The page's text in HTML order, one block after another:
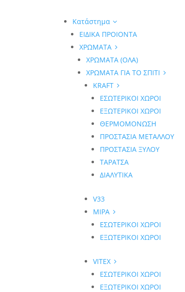
Κατάστημα
ΕΙΔΙΚΑ ΠΡΟΙΟΝΤΑ
ΧΡΩΜΑΤΑ
ΧΡΩΜΑΤΑ (ΟΛΑ)
ΧΡΩΜΑΤΑ ΓΙΑ ΤΟ ΣΠΙΤΙ
KRAFT
ΕΣΩΤΕΡΙΚΟΙ ΧΩΡΟΙ
ΕΞΩΤΕΡΙΚΟΙ ΧΩΡΟΙ
ΘΕΡΜΟΜΟΝΩΣΗ
ΠΡΟΣΤΑΣΙΑ ΜΕΤΑΛΛΟΥ
ΠΡΟΣΤΑΣΙΑ ΞΥΛΟΥ
ΤΑΡΑΤΣΑ
ΔΙΑΛΥΤΙΚΑ
V33
MIPA
ΕΣΩΤΕΡΙΚΟΙ ΧΩΡΟΙ
ΕΞΩΤΕΡΙΚΟΙ ΧΩΡΟΙ
VITEX
ΕΣΩΤΕΡΙΚΟΙ ΧΩΡΟΙ
ΕΞΩΤΕΡΙΚΟΙ ΧΩΡΟΙ